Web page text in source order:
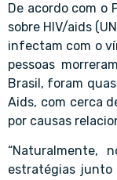
De acordo com o
sobre HIV/aids
infectam com o
pessoas
Brasil, foram
Aids, com cerca
por causas
“Naturalmente,
estratégias junto